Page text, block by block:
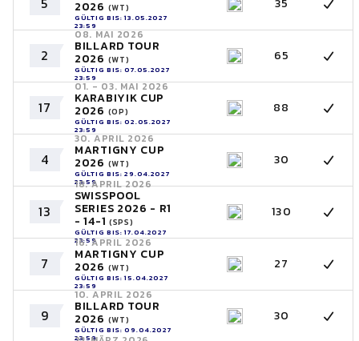
2026 (WT)
GÜLTIG BIS: 13.05.2027
23:59
35
2
08. MAI 2026
BILLARD TOUR
2026 (WT)
GÜLTIG BIS: 07.05.2027
23:59
65
17
01. - 03. MAI 2026
KARABIYIK CUP
2026 (OP)
GÜLTIG BIS: 02.05.2027
23:59
88
4
30. APRIL 2026
MARTIGNY CUP
2026 (WT)
GÜLTIG BIS: 29.04.2027
23:59
30
13
18. APRIL 2026
SWISSPOOL
SERIES 2026 - R1
- 14-1 (SPS)
GÜLTIG BIS: 17.04.2027
23:59
130
7
16. APRIL 2026
MARTIGNY CUP
2026 (WT)
GÜLTIG BIS: 15.04.2027
23:59
27
9
10. APRIL 2026
BILLARD TOUR
2026 (WT)
GÜLTIG BIS: 09.04.2027
23:59
30